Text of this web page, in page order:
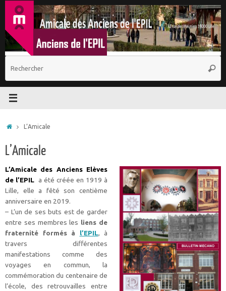
Passer
contenu
:
Accueil
L’Amicale
L’Amicale
L’Amicale des Anciens Elèves
de l’EPIL a été créée en 1919 à
Lille, elle a fêté son centième
anniversaire en 2019.
– L’un de ses buts est de garder
entre ses membres les liens de
fraternité formés à l’EPIL, à
travers différentes
manifestations comme des
voyages en commun, la
commémoration du centenaire de
l’école, des retrouvailles entre